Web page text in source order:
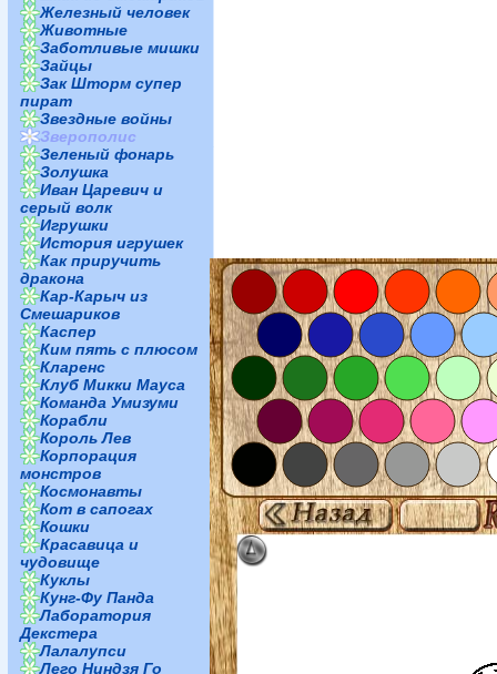
Железный человек
Животные
Заботливые мишки
Зайцы
Зак Шторм супер
пират
Звездные войны
Зверополис
Зеленый фонарь
Золушка
Иван Царевич и
серый волк
Игрушки
История игрушек
Как приручить
дракона
Кар-Карыч из
Смешариков
Каспер
Ким пять с плюсом
Кларенс
Клуб Микки Мауса
Команда Умизуми
Корабли
Король Лев
Корпорация
монстров
Космонавты
Кот в сапогах
Кошки
Красавица и
чудовище
Куклы
Кунг-Фу Панда
Лаборатория
Декстера
Лалалупси
Лего Ниндзя Го